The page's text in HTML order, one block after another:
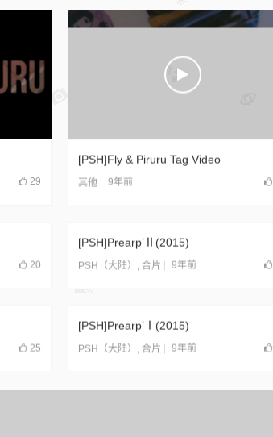
29
[PSH]Fly & Piruru Tag Video
其他 9年前
20
[PSH]Prearp’Ⅱ(2015)
PSH（大陆） , 合片 9年前
25
[PSH]Prearp’Ⅰ(2015)
PSH（大陆） 合片 9年前